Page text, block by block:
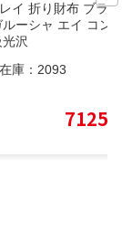
イ 折り財布 ブラッ
ーシャ エイ コン
沢
庫： 2093
7125